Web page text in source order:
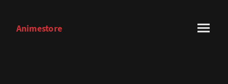
Animestore